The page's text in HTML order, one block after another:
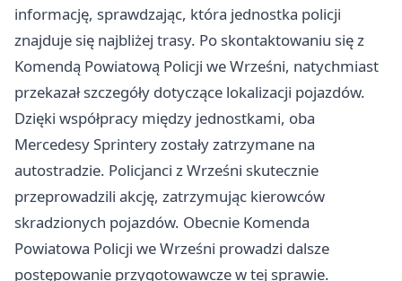
informację, sprawdzając, która jednostka policji
znajduje się najbliżej trasy. Po skontaktowaniu się z
Komendą Powiatową Policji we Wrześni, natychmiast
przekazał szczegóły dotyczące lokalizacji pojazdów.
Dzięki współpracy między jednostkami, oba
Mercedesy Sprintery zostały zatrzymane na
autostradzie. Policjanci z Wrześni skutecznie
przeprowadzili akcję, zatrzymując kierowców
skradzionych pojazdów. Obecnie Komenda
Powiatowa Policji we Wrześni prowadzi dalsze
postępowanie przygotowawcze w tej sprawie.